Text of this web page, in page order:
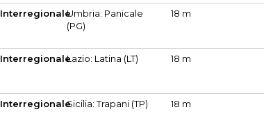
InterregionaleUmbria: Panicale
(PG)
18 m
InterregionaleLazio: Latina (LT) 18 m
InterregionaleSicilia: Trapani (TP) 18 m